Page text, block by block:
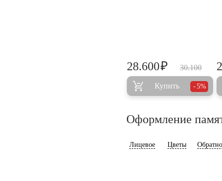
30.100
28.600₽
Купить 5%
Оформление
Лицевое Цветы